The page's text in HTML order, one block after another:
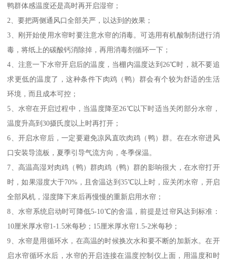
鸭群体感温度还是高时再开启湿帘；
2、要把两侧通风口全部关严，以达到的效果；
3、刚开始使用水帘时要注意水帘的消毒。可选用有机酸制剂进行消
毒，将纸上的碳酸钙消除掉，再用消毒剂循环一下；
4、注意一下水帘开启后的温度，当棚内温度达到26℃时，就不要追
求更低的温度了，这种条件下肉鸡（鸭）群会有个较为舒适的生活
环境，而且成本可控；
5、水帘在开启过程中，当温度降至26℃以下时适当关闭部分水帘，
温度升高到30摄氏度以上时再打开；
6、开启水帘后，一定要避免凉风直吹肉鸡（鸭）群。在在水帘进风
口安装导流板，夏季引导气流方向，冬季保温。
7、高温高湿对肉鸡（鸭）群肉鸡（鸭）群的影响很大，在水帘打开
时，如果湿度大于70%，且舍温达到35℃以上时，应关闭水帘，开启
全部风机，湿度降下来后再慢慢的重新启用水帘；
8、水帘系统启动时可降低5-10℃的舍温，前提是过帘风达到标准：
10厘米厚水帘1-1.5米每秒；15厘米厚水帘1.5-2米每秒；
9、水帘是用循环水，在高温的时候换次水和要不断的加新水。在开
启水帘循环水后，水帘的开启连接在温度控制仪上面，用温度和时